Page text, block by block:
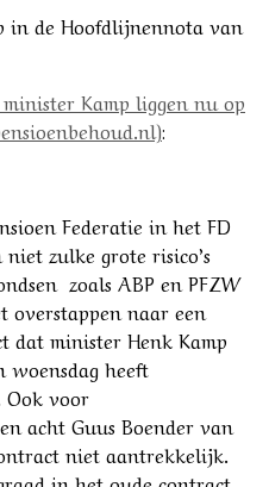
in de Hoofdlijnennota van
Kamp liggen nu op
:
Federatie in het FD
zulke grote risico’s
zoals ABP en PFZW
overstappen naar een
dat minister Henk Kamp
woensdag heeft
Ook voor
acht Guus Boender van
niet aantrekkelijk.